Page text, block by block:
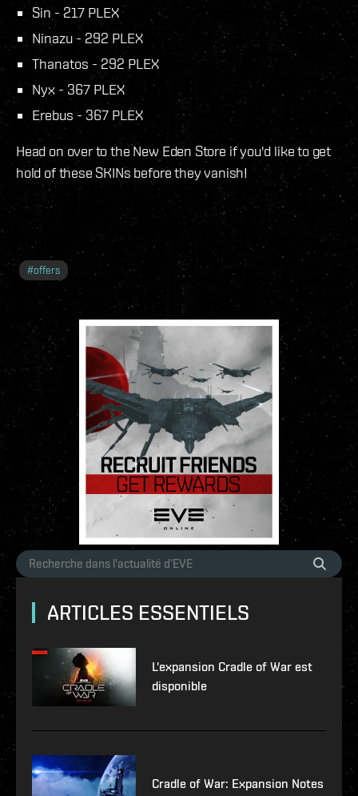
Sin - 217 PLEX
Ninazu - 292 PLEX
Thanatos - 292 PLEX
Nyx - 367 PLEX
Erebus - 367 PLEX
Head on over to the New Eden Store if you'd like to get
hold of these SKINs before they vanish!
#offers
ARTICLES ESSENTIELS
L'expansion Cradle of War est
disponible
Cradle of War: Expansion Notes